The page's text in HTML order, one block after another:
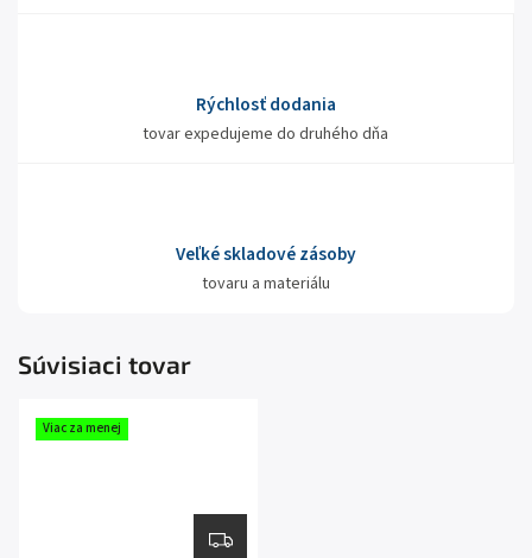
Rýchlosť dodania
tovar expedujeme do druhého dňa
Veľké skladové zásoby
tovaru a materiálu
Súvisiaci tovar
Viac za menej